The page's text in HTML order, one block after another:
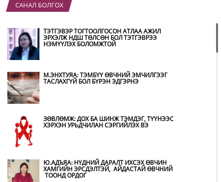
“ХОТЫН ДАРГА СОНСОЖ БАЙНА” 150150
ҮЙЛДВЭРЛЭНЭ
САНАЛ БОЛГОХ
ТЭТГЭВЭР ТОГТООЛГОСОН АТЛАА АЖИЛ
ЭРХЭЛЖ НДШ ТӨЛСӨН БОЛ ТЭТГЭВРЭЭ
НЭМҮҮЛЭХ БОЛОМЖТОЙ
М.ЭНХТУЯА: ТЭМБҮҮ ӨВЧНИЙ ЭМЧИЛГЭЭГ
ТАСЛАХГҮЙ БОЛ БҮРЭН ЭДГЭРНЭ
ЗӨВЛӨМЖ: ДОХ БА ШИНЖ ТЭМДЭГ, ТҮҮНЭЭС
ХЭРХЭН УРЬДЧИЛАН СЭРГИЙЛЭХ ВЭ
Ю.АДЪЯА: НҮДНИЙ ДАРАЛТ ИХСЭХ ӨВЧИН
ХАМГИЙН ЭРСДЭЛТЭЙ, АЙДАСТАЙ ӨВЧНИЙ
ТООНД ОРДОГ